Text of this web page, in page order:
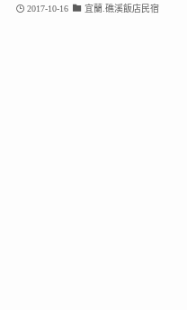
2017-10-16 宜蘭.礁溪飯店民宿